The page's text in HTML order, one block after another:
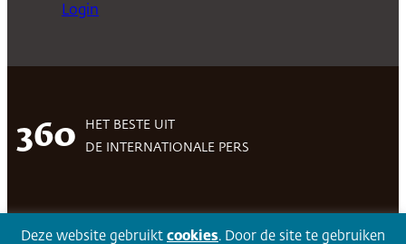
Login
360
HET BESTE UIT
DE INTERNATIONALE PERS
Volg 360Facebook LinkedIn Twitter
Deze website gebruikt cookies. Door de site te gebruiken